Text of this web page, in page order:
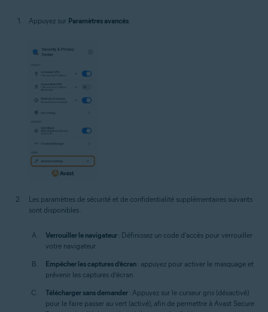
Appuyez sur Paramètres avancés.
Les paramètres de sécurité et de confidentialité supplémentaires suivants
sont disponibles :
Verrouiller le navigateur : Définissez un code d'accès pour verrouiller
votre navigateur.
Empêcher les captures d’écran : appuyez pour activer le masquage et
prévenir les captures d’écran.
Télécharger sans demander : Appuyez sur le curseur gris (désactivé)
pour le faire passer au vert (activé), afin de permettre à Avast Secure